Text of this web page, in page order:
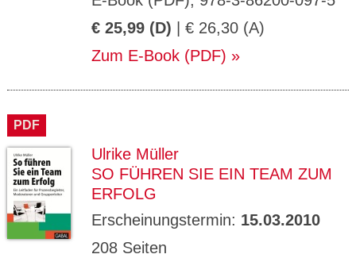
€ 25,99 (D) | € 26,30 (A)
Zum E-Book (PDF)
PDF
Ulrike Müller
SO FÜHREN SIE EIN TEAM ZUM
ERFOLG
Erscheinungstermin: 15.03.2010
208 Seiten